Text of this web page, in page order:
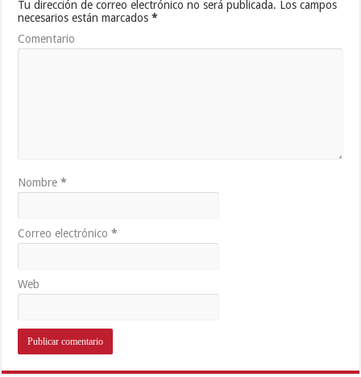
Tu dirección de correo electrónico no será publicada. Los campos
necesarios están marcados*
Comentario
Nombre*
Correo electrónico*
Web